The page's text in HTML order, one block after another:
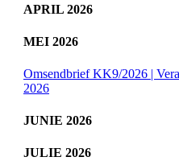
APRIL 2026
MEI 2026
Omsendbrief KK9/2026 |
2026
JUNIE 2026
JULIE 2026